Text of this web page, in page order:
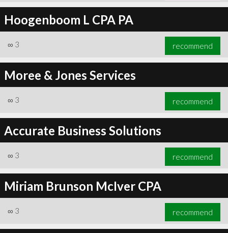
Hoogenboom L CPA PA
∞ 3 recommend
Moree & Jones Services
∞ 3 recommend
Accurate Business Solutions
∞ 3 recommend
Miriam Brunson McIver CPA
∞ 3 recommend